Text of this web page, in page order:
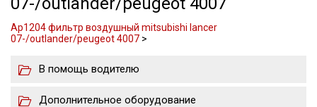
Ap1204 фильтр воздушный mitsubishi lancer
07-/outlander/peugeot 4007 >
В помощь водителю
Дополнительное оборудование